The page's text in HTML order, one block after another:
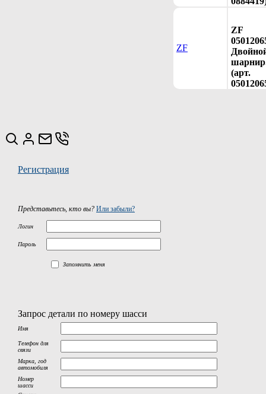
ZF
ZF
(арт.
Регистрация
Представьтесь, кто вы? Или забыли?
Логин
Пароль
Запомнить меня
Запрос детали по номеру шасси
Имя
Телефон для
связи
Марка, год
автомобиля
Номер
шасси